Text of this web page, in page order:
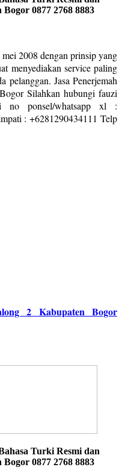
0877 2768 8883
2008 dengan prinsip yang
menyediakan service paling
pelanggan. Jasa Penerjemah
Silahkan hubungi fauzi
ponsel/whatsapp xl :
: +6281290434111 Telp
Turki Resmi dan
0877 2768 8883